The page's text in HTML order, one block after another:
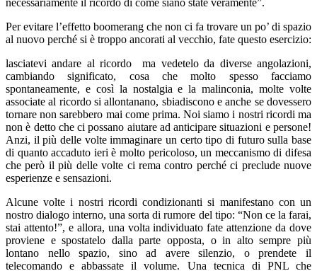
necessariamente il ricordo di come siano state veramente”.
Per evitare l’effetto boomerang che non ci fa trovare un po’ di spazio
al nuovo perché si è troppo ancorati al vecchio, fate questo esercizio:
lasciatevi andare al ricordo ma vedetelo da diverse angolazioni,
cambiando significato, cosa che molto spesso facciamo
spontaneamente, e così la nostalgia e la malinconia, molte volte
associate al ricordo si allontanano, sbiadiscono e anche se dovessero
tornare non sarebbero mai come prima. Noi siamo i nostri ricordi ma
non è detto che ci possano aiutare ad anticipare situazioni e persone!
Anzi, il più delle volte immaginare un certo tipo di futuro sulla base
di quanto accaduto ieri è molto pericoloso, un meccanismo di difesa
che però il più delle volte ci rema contro perché ci preclude nuove
esperienze e sensazioni.
Alcune volte i nostri ricordi condizionanti si manifestano con un
nostro dialogo interno, una sorta di rumore del tipo: “Non ce la farai,
stai attento!”, e allora, una volta individuato fate attenzione da dove
proviene e spostatelo dalla parte opposta, o in alto sempre più
lontano nello spazio, sino ad avere silenzio, o prendete il
telecomando e abbassate il volume. Una tecnica di PNL che